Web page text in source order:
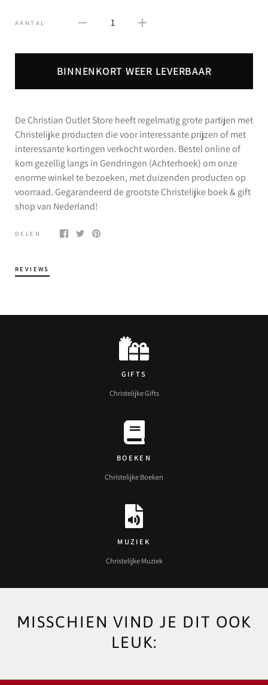
AANTAL 1
BINNENKORT WEER LEVERBAAR
De Christian Outlet Store heeft regelmatig grote partijen met
Christelijke producten die voor interessante prijzen of met
interessante kortingen verkocht worden. Bestel online of
kom gezellig langs in Gendringen (Achterhoek) om onze
enorme winkel te bezoeken, met duizenden producten op
voorraad. Gegarandeerd de grootste Christelijke boek & gift
shop van Nederland!
DELEN
REVIEWS
GIFTS
Christelijke Gifts
BOEKEN
Christelijke Boeken
MUZIEK
Christelijke Muziek
MISSCHIEN VIND JE DIT OOK
LEUK: